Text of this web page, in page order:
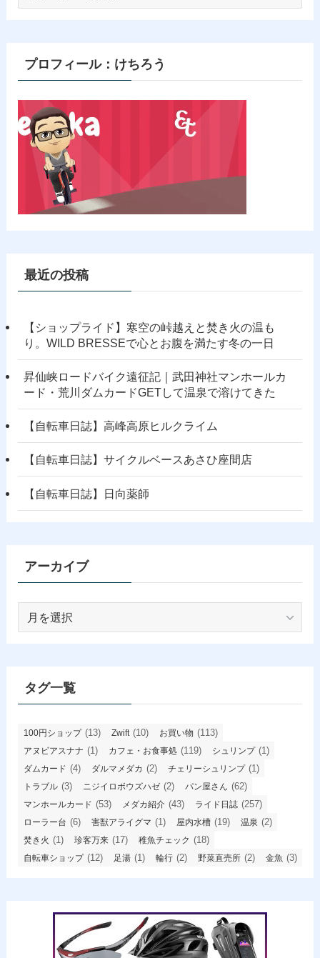
ープロフィール：けちろう
最近の投稿
【ショップライド】寒空の峠越えと焚き火の温も
り。WILD BRESSEで心とお腹を満たす冬の一日
昇仙峡ロードバイク遠征記｜武田神社マンホールカ
ード・荒川ダムカードGETして温泉で溶けてきた
【自転車日誌】高峰高原ヒルクライム
【自転車日誌】サイクルベースあさひ座間店
【自転車日誌】日向薬師
アーカイブ
タグ一覧
100円ショップ(13) Zwift (10) お買い物 (113)
アヌビアスナナ (1) カフェ・お食事処 (119) シュリンプ(1)
ダムカード (4) ダルマメダカ (2) チェリーシュリンプ(1)
トラブル (3) ニジイロボウズハゼ (2) パン屋さん (62)
マンホールカード (53) メダカ紹介 (43) ライド日誌 (257)
ローラー台 (6) 害獣アライグマ (1) 屋内水槽 (19) 温泉 (2)
焚き火 (1) 珍客万来 (17) 稚魚チェック (18)
自転車ショップ(12) 足湯 (1) 輪行 (2) 野菜直売所 (2) 金魚 (3)